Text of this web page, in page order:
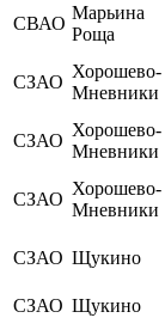
СВАО
Марьина
Роща
СЗАО
Хорошево-
Мневники
СЗАО
Хорошево-
Мневники
СЗАО
Хорошево-
Мневники
СЗАО Щукино
СЗАО Щукино